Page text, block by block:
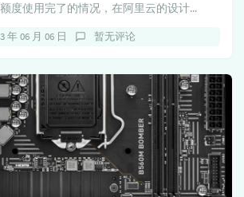
度使用完了的情况，在阿里云的设计...
年 06 月 06 日 暂无评论